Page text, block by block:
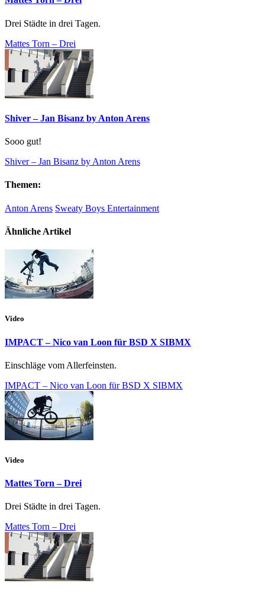
Drei Städte in drei Tagen.
Mattes Torn – Drei
Shiver – Jan Bisanz by Anton Arens
Sooo gut!
Shiver – Jan Bisanz by Anton Arens
Themen:
Anton Arens Sweaty Boys Entertainment
Ähnliche Artikel
Video
IMPACT – Nico van Loon für BSD X SIBMX
Einschläge vom Allerfeinsten.
IMPACT – Nico van Loon für BSD X SIBMX
Video
Mattes Torn – Drei
Drei Städte in drei Tagen.
Mattes Torn – Drei